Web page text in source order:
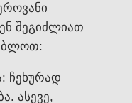
შეგიძლიათ
ჩეხურად
ასევე,